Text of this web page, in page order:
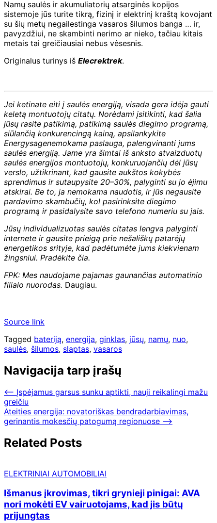
Namų saulės ir akumuliatorių atsarginės kopijos
sistemoje jūs turite tikrą, fizinį ir elektrinį kraštą kovojant
su šių metų negailestinga vasaros šilumos banga … ir,
pavyzdžiui, ne skambinti nerimo ar nieko, tačiau kitais
metais tai greičiausiai nebus vėsesnis.
Originalus turinys iš Elecrektrek.
Jei ketinate eiti į saulės energiją, visada gera idėja gauti
keletą montuotojų citatų. Norėdami įsitikinti, kad šalia
jūsų rasite patikimą, patikimą saulės diegimo programą,
siūlančią konkurencingą kainą, apsilankykite
Energysagenemokama paslauga, palengvinanti jums
saulės energiją. Jame yra šimtai iš anksto atvaizduotų
saulės energijos montuotojų, konkuruojančių dėl jūsų
verslo, užtikrinant, kad gausite aukštos kokybės
sprendimus ir sutaupysite 20–30%, palyginti su jo ėjimu
atskirai. Be to, ja nemokama naudotis, ir jūs negausite
pardavimo skambučių, kol pasirinksite diegimo
programą ir pasidalysite savo telefono numeriu su jais.
Jūsų individualizuotas saulės citatas lengva palyginti
internete ir gausite prieigą prie nešališkų patarėjų
energetikos srityje, kad padėtumėte jums kiekvienam
žingsniui. Pradėkite čia.
FPK: Mes naudojame pajamas gaunančias automatinio
filialo nuorodas. Daugiau.
Source link
Tagged bateriją, energija, ginklas, jūsų, namų, nuo,
saulės, šilumos, slaptas, vasaros
Navigacija tarp įrašų
⟵ Įspėjamus garsus sunku aptikti, nauji reikalingi mažu
greičiu
Ateities energija: novatoriškas bendradarbiavimas,
gerinantis mokesčių patogumą regionuose ⟶
Related Posts
ELEKTRINIAI AUTOMOBILIAI
Išmanus įkrovimas, tikri grynieji pinigai: AVA
nori mokėti EV vairuotojams, kad jis būtų
prijungtas